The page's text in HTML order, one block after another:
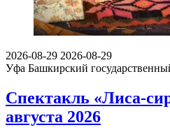
2026-08-29 2026-08-29
Уфа Башкирский
Спектакль «Лиса-
августа 2026